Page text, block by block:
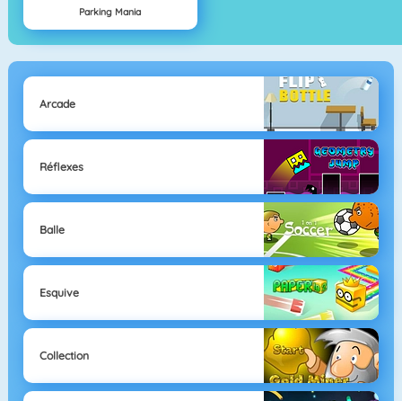
Parking Mania
Arcade
Réflexes
Balle
Esquive
Collection